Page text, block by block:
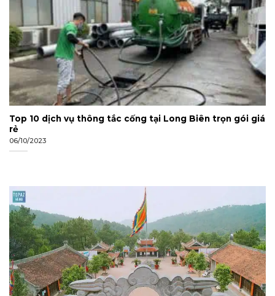
Top 10 dịch vụ thông tắc cống tại Long Biên trọn gói giá
rẻ
06/10/2023